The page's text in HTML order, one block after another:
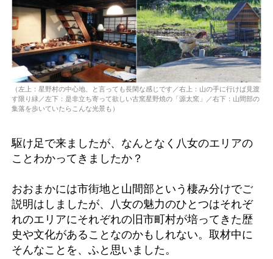
（左上：星野村の中心地、と言っても長閑な感じです／右上：山の手に行けば見渡
す限り緑／左下：是非立ち寄って欲しい古窯星野焼の「源太窯」／右下：山間部の
集落を歩いていたらこんな光景も）
駆け足で来ましたが、なんとなく八女のエリアの
ことわかってきましたか？
おおまかには市街地と山間部という棲み分けでご
説明はしましたが、八女の魅力のひとつはそれぞ
れのエリアにそれぞれの旧市町村が培ってきた歴
史や文化があることなのかもしれない。取材中に
そんなことを、ふと思いました。